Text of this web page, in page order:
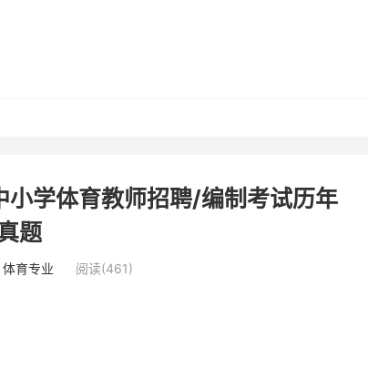
学体育教师招聘/编制考试历年
题
体育专业 阅读(461)